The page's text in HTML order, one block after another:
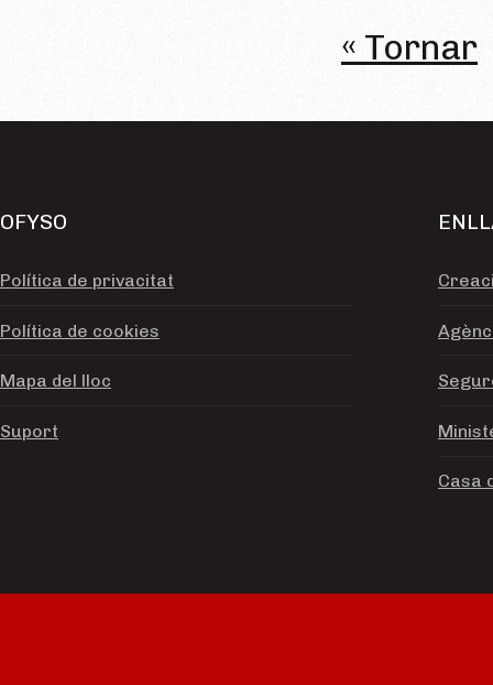
« Tornar
OFYSO
Política de privacitat
Política de cookies
Mapa del lloc
Suport
Casa